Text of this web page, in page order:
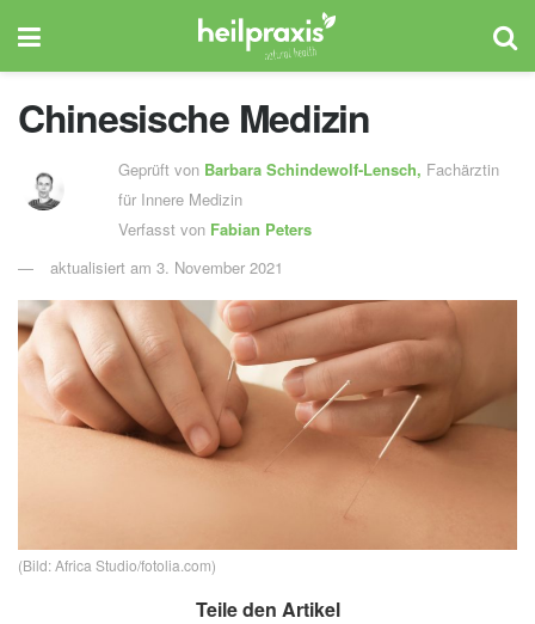
Chinesische Medizin
Geprüft von Barbara Schindewolf-Lensch, Fachärztin
für Innere Medizin
Verfasst von Fabian Peters
aktualisiert am 3. November 2021
(Bild: Africa Studio/fotolia.com)
Teile den Artikel